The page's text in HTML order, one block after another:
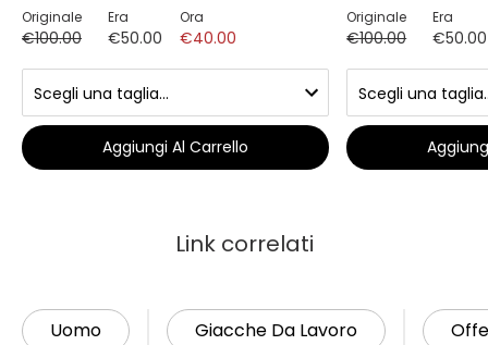
Originale
€100.00
Era
€50.00
Ora
€40.00
Aggiungi Al Carrello
Originale
€100.00
Era
€50.00
Link correlati
Uomo Giacche Da Lavoro